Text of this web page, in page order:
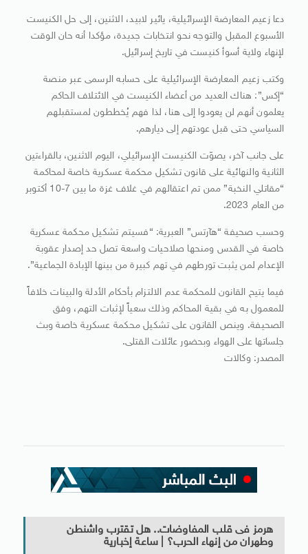
دعا زعيم المعارضة الإسرائيلية، يائير لابيد، الاثنين، إلى حل الكنيست
الأسبوع المقبل والتوجه نحو انتخابات جديدة، مؤكدا أنه حان الوقت
لإنهاء ولاية أسوأ كنيست في تاريخ إسرائيل.
وكتب زعيم المعارضة الإسرائيلية على حسابه الرسمى عبر منصة
“إكس”: هناك العديد من أعضاء الكنيست في الائتلاف الحاكم
يعلمون أنهم لن يعودوا إلى هنا، لذا فهم يُخططون لمستقبلهم
السياسي حتى قبل عودتهم إلى ديارهم.
على جانب آخر، يصوّت الكنيست الإسرائيلي، اليوم الاثنين، بالقراءتين
الثانية والنهائية على قانون تشكيل محكمة عسكرية خاصة لمحاكمة
“مقاتلي النخبة” ممن تم اعتقالهم في غلاف غزة ما بين 7-10 أكتوبر
من العام 2023.
وحسب صحيفة “هآرتس” العبرية: “فسيتم تشكيل محكمة عسكرية
خاصة في القدس ومنحها صلاحيات واسعة تصل حد إصدار عقوبة
الإعدام لمن يثبت تورطهم في تهم كبيرة من بينها الإبادة الجماعية”.
فيما يتيح القانون للمحكمة عدم الالتزام بأحكام الأدلة والبينات خلافاً
للمعمول به في بقية المحاكم وذلك سعياً لإثبات التهم، وفق
الصحيفة. وينص القانون على تشكيل محكمة عسكرية خاصة وبث
جلساتها على الهواء وبحضور عائلات القتلى.
المصدر: وكالات
هرمز فى قلب المفاوضات.. هل تقترب واشنطن
وطهران من إنهاء الحرب؟ | ساعة إخبارية